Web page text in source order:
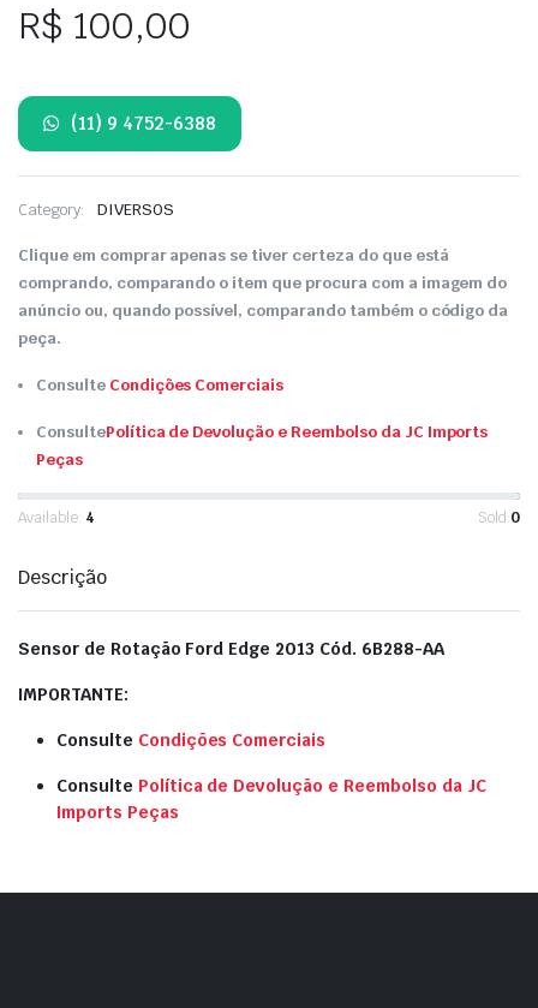
R$ 100,00
(11) 9 4752-6388
Category: DIVERSOS
Clique em comprar apenas se tiver certeza do que está
comprando, comparando o item que procura com a imagem do
anúncio ou, quando possível, comparando também o código da
peça.
Consulte Condições Comerciais
ConsultePolítica de Devolução e Reembolso da JC Imports
Peças
Available: 4 Sold:0
Descrição
Sensor de Rotação Ford Edge 2013 Cód. 6B288-AA
IMPORTANTE:
Consulte Condições Comerciais
Consulte Política de Devolução e Reembolso da JC
Imports Peças